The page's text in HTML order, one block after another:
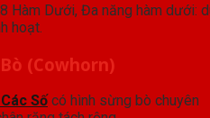
Hàm Dưới, Đa năng hàm dưới:
hoạt.
(Cowhorn)
Số có hình sừng bò chuyên